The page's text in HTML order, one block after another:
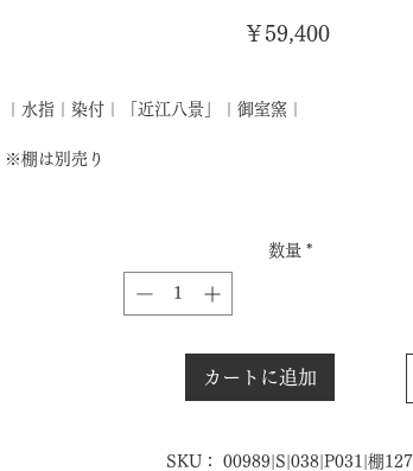
￥59,400価
｜水指｜染付｜「近江八景」｜御室窯｜
※棚は別売り
数量 *
カートに追加
SKU： 00989|S|038|P031|棚127